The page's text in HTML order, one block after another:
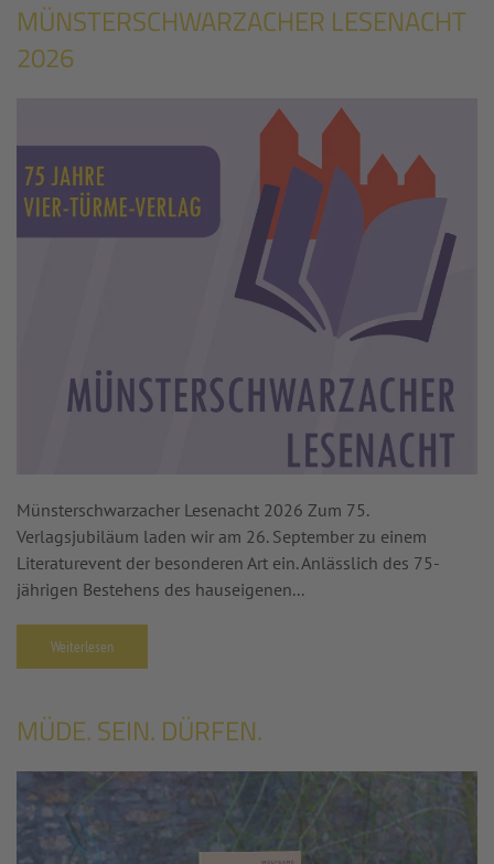
MÜNSTERSCHWARZACHER LESENACHT
2026
Münsterschwarzacher Lesenacht 2026 Zum 75.
Verlagsjubiläum laden wir am 26. September zu einem
Literaturevent der besonderen Art ein. Anlässlich des 75-
jährigen Bestehens des hauseigenen...
Weiterlesen
MÜDE. SEIN. DÜRFEN.